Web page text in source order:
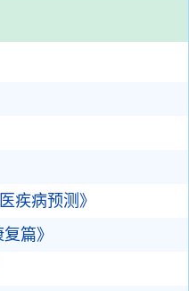
疾病预测》
篇》